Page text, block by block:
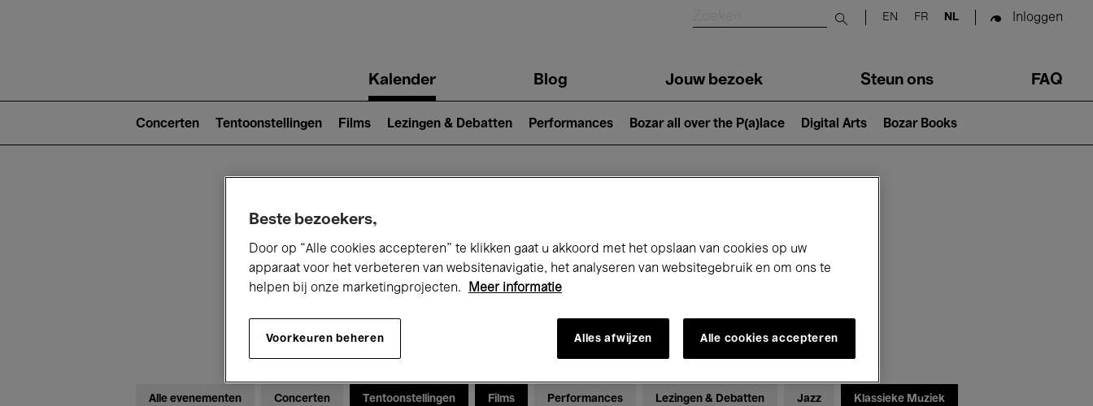
Submit search
EN FR NL Inloggen
navigationKalender Blog Jouw bezoek Steun ons FAQ
2)
Concerten Tentoonstellingen Films Lezingen & Debatten Performances Bozar all over the P(a)lace Digital Arts Bozar Books
Alle evenementen Concerten Tentoonstellingen Films Performances Lezingen & Debatten Jazz Klassieke Muziek
Beste bezoekers,
Door op “Alle cookies accepteren” te klikken gaat u akkoord met het opslaan van cookies op uw
apparaat voor het verbeteren van websitenavigatie, het analyseren van websitegebruik en om ons te
helpen bij onze marketingprojecten.
Meer informatie
Voorkeuren beheren Alles afwijzen Alle cookies accepteren